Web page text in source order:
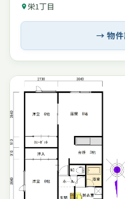
栄1丁目
→ 物件